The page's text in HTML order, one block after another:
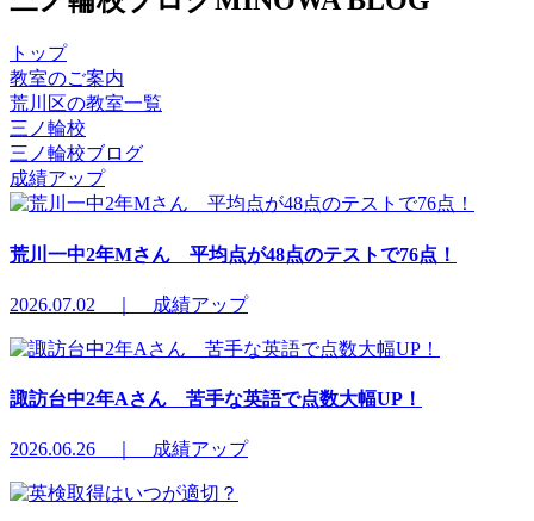
トップ
教室のご案内
荒川区の教室一覧
三ノ輪校
三ノ輪校ブログ
成績アップ
荒川一中2年Mさん 平均点が48点のテストで76点！
2026.07.02 ｜ 成績アップ
諏訪台中2年Aさん 苦手な英語で点数大幅UP！
2026.06.26 ｜ 成績アップ